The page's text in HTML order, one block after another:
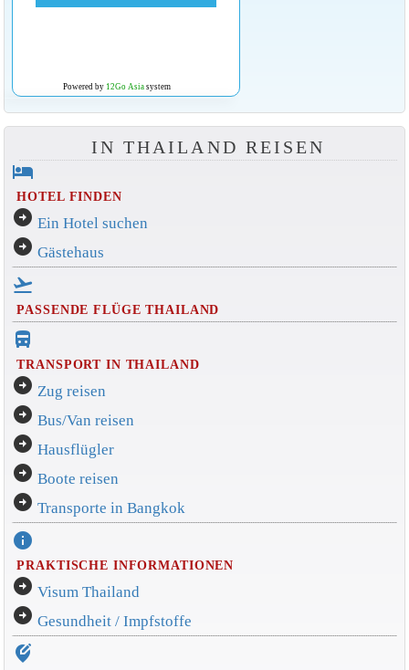
Powered by 12Go Asiasystem
IN THAILAND REISEN
hotel
HOTEL FINDEN
arrow_circle_right Ein Hotel suchen
arrow_circle_right Gästehaus
flight_takeoff
PASSENDE FLÜGE THAILAND
directions_bus_filled
TRANSPORT IN THAILAND
arrow_circle_right Zug reisen
arrow_circle_right Bus/Van reisen
arrow_circle_right Hausflügler
arrow_circle_right Boote reisen
arrow_circle_right Transporte in Bangkok
info
PRAKTISCHE INFORMATIONEN
arrow_circle_right Visum Thailand
arrow_circle_right Gesundheit / Impfstoffe
edit_location_alt